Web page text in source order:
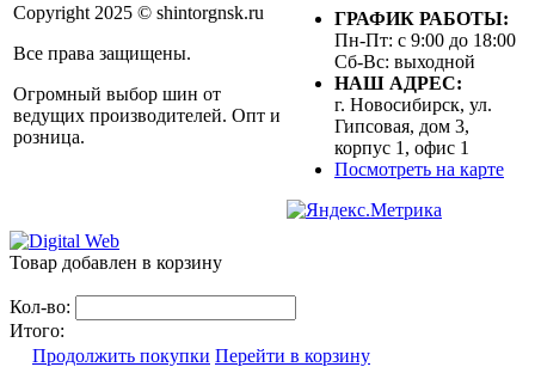
Copyright 2025 © shintorgnsk.ru
Все права защищены.
Огромный выбор шин от
ведущих производителей. Опт и
розница.
ГРАФИК РАБОТЫ:
Пн-Пт: с 9:00 до 18:00
Сб-Вс: выходной
НАШ АДРЕС:
г. Новосибирск, ул.
Гипсовая, дом 3,
корпус 1, офис 1
Посмотреть на карте
Товар добавлен в корзину
Кол-во:
Итого:
Продолжить покупки Перейти в корзину